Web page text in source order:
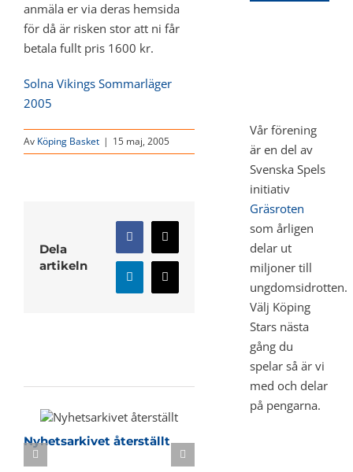
anmäla er via deras hemsida
för då är risken stor att ni får
betala fullt pris 1600 kr.
Solna Vikings Sommarläger
2005
Av Köping Basket | 15 maj, 2005
Dela
artikeln
Facebook
X
LinkedInE-
post
Nyhetsarkivet återställt
Vår förening
är en del av
Svenska Spels
initiativ
Gräsroten
som årligen
delar ut
miljoner till
ungdomsidrotten.
Välj Köping
Stars nästa
gång du
spelar så är vi
med och delar
på pengarna.